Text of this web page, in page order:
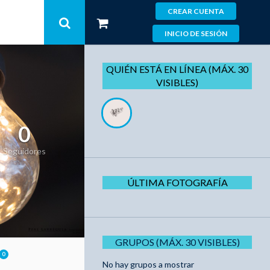
CREAR CUENTA
INICIO DE SESIÓN
0
Seguidores
0
QUIÉN ESTÁ EN LÍNEA (MÁX. 30
VISIBLES)
ÚLTIMA FOTOGRAFÍA
GRUPOS (MÁX. 30 VISIBLES)
No hay grupos a mostrar